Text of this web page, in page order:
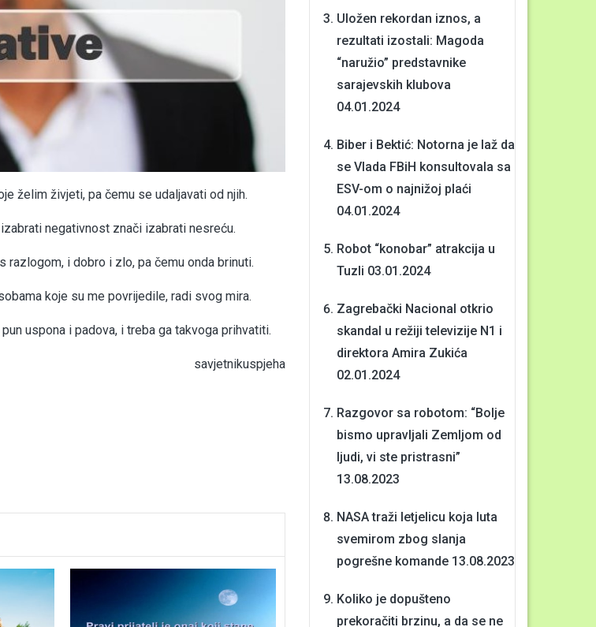
želim živjeti, pa čemu se udaljavati od njih.
negativnost znači izabrati nesreću.
razlogom, i dobro i zlo, pa čemu onda brinuti.
koje su me povrijedile, radi svog mira.
uspona i padova, i treba ga takvoga prihvatiti.
savjetnikuspjeha
Uložen rekordan iznos, a
rezultati izostali: Magoda
“naružio” predstavnike
sarajevskih klubova
04.01.2024
Biber i Bektić: Notorna je laž da
se Vlada FBiH konsultovala sa
ESV-om o najnižoj plaći
04.01.2024
Robot “konobar” atrakcija u
Tuzli 03.01.2024
Zagrebački Nacional otkrio
skandal u režiji televizije N1 i
direktora Amira Zukića
02.01.2024
Razgovor sa robotom: “Bolje
bismo upravljali Zemljom od
ljudi, vi ste pristrasni”
13.08.2023
NASA traži letjelicu koja luta
svemirom zbog slanja
pogrešne komande 13.08.2023
Koliko je dopušteno
prekoračiti brzinu, a da se ne